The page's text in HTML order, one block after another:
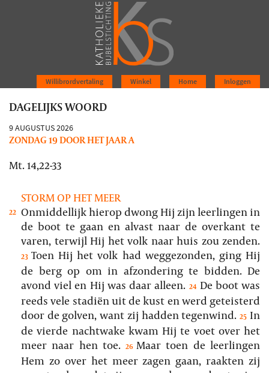
Inloggen
Home
Winkel
Willibrordvertaling
DAGELIJKS WOORD
9 AUGUSTUS 2026
ZONDAG 19 DOOR HET JAAR A
Mt. 14,22-33
STORM OP HET MEER
22 Onmiddellijk hierop dwong Hij zijn leerlingen in
de boot te gaan en alvast naar de overkant te
varen, terwijl Hij het volk naar huis zou zenden.
23 Toen Hij het volk had weggezonden, ging Hij
de berg op om in afzondering te bidden. De
avond viel en Hij was daar alleen. 24 De boot was
reeds vele stadiën uit de kust en werd geteisterd
door de golven, want zij hadden tegenwind. 25 In
de vierde nachtwake kwam Hij te voet over het
meer naar hen toe.26 Maar toen de leerlingen
Hem zo over het meer zagen gaan, raakten zij